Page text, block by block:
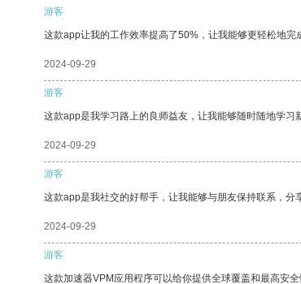
游客
这款app让我的工作效率提高了50%，让我能够更轻松地完
2024-09-29
游客
这款app是我学习路上的良师益友，让我能够随时随地学习
2024-09-29
游客
这款app是我社交的好帮手，让我能够与朋友保持联系，分
2024-09-29
游客
这款加速器VPM应用程序可以给你提供全球覆盖和最高安全